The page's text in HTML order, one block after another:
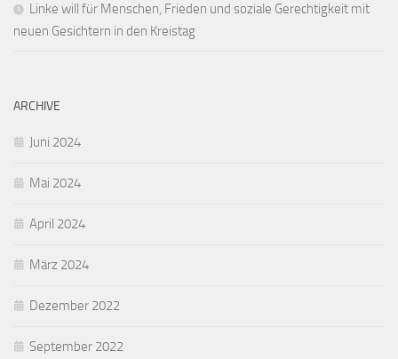
Linke will für Menschen, Frieden und soziale Gerechtigkeit mit
neuen Gesichtern in den Kreistag
ARCHIVE
Juni 2024
Mai 2024
April 2024
März 2024
Dezember 2022
September 2022